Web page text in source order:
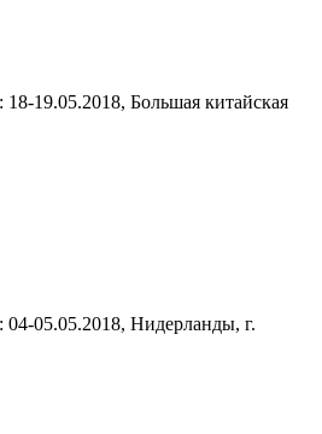
18-19.05.2018, Большая китайская
04-05.05.2018, Нидерланды, г.